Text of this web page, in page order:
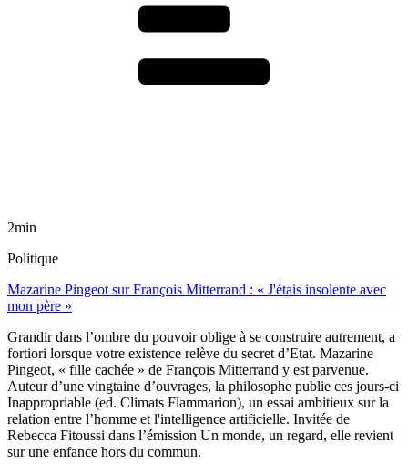
2min
Politique
Mazarine Pingeot sur François Mitterrand : « J'étais insolente avec
mon père »
Grandir dans l’ombre du pouvoir oblige à se construire autrement, a
fortiori lorsque votre existence relève du secret d’Etat. Mazarine
Pingeot, « fille cachée » de François Mitterrand y est parvenue.
Auteur d’une vingtaine d’ouvrages, la philosophe publie ces jours-ci
Inappropriable (ed. Climats Flammarion), un essai ambitieux sur la
relation entre l’homme et l'intelligence artificielle. Invitée de
Rebecca Fitoussi dans l’émission Un monde, un regard, elle revient
sur une enfance hors du commun.